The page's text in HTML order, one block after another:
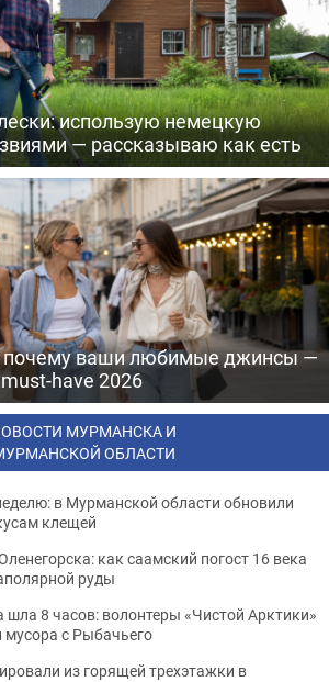
использую немецкую
— рассказываю как есть
почему ваши любимые джинсы —
have 2026
МУРМАНСКА И
ОБЛАСТИ
в Мурманской области обновили
клещей
как саамский погост 16 века
руды
шла 8 часов: волонтеры «Чистой Арктики»
мусора с Рыбачьего
из горящей трехэтажки в